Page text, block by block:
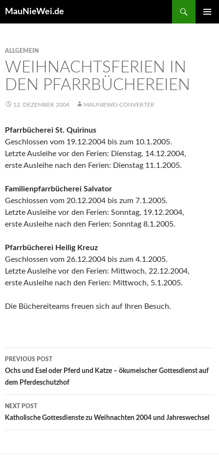
MauNieWei.de
ALLGEMEIN
WEIHNACHTSFERIEN IN
DEN PFARRBÜCHEREIEN
12. DEZEMBER 2004 MAUNIEWEI-CONVERTER
Pfarrbücherei St. Quirinus
Geschlossen vom 19.12.2004 bis zum 10.1.2005.
Letzte Ausleihe vor den Ferien: Dienstag, 14.12.2004,
erste Ausleihe nach den Ferien: Dienstag 11.1.2005.
Familienpfarrbücherei Salvator
Geschlossen vom 20.12.2004 bis zum 7.1.2005.
Letzte Ausleihe vor den Ferien: Sonntag, 19.12.2004,
erste Ausleihe nach den Ferien: Sonntag 8.1.2005.
Pfarrbücherei Heilig Kreuz
Geschlossen vom 26.12.2004 bis zum 4.1.2005.
Letzte Ausleihe vor den Ferien: Mittwoch, 22.12.2004,
erste Ausleihe nach den Ferien: Mittwoch, 5.1.2005.
Die Büchereiteams freuen sich auf Ihren Besuch.
Post
navigation
PREVIOUS POST
Ochs und Esel oder Pferd und Katze – ökumeischer Gottesdienst auf
dem Pferdeschutzhof
NEXT POST
Katholische Gottesdienste zu Weihnachten 2004 und Jahreswechsel